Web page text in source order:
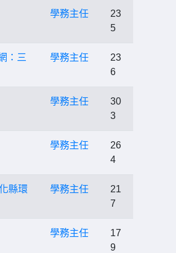
學務主任
23
5
：三
學務主任
23
6
學務主任
30
3
學務主任
26
4
縣環
學務主任
21
7
學務主任
17
9